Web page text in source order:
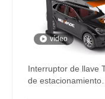
vídeo
Interruptor de llave
de estacionamiento